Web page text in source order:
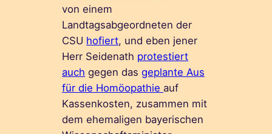
von einem
Landtagsabgeordneten der
CSU hofiert, und eben jener
Herr Seidenath protestiert
auch gegen dasgeplante Aus
für die Homöopathie auf
Kassenkosten, zusammen mit
dem ehemaligen bayerischen